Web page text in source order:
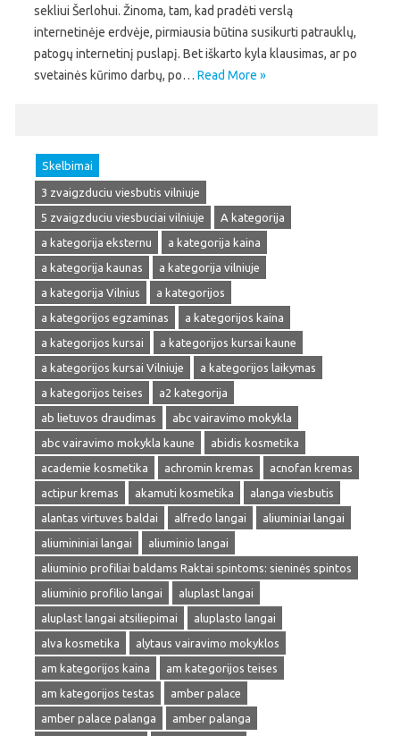
sekliui Šerlohui. Žinoma, tam, kad pradėti verslą
internetinėje erdvėje, pirmiausia būtina susikurti patrauklų,
patogų internetinį puslapį. Bet iškarto kyla klausimas, ar po
svetainės kūrimo darbų, po… Read More »
Skelbimai
3 zvaigzduciu viesbutis vilniuje
5 zvaigzduciu viesbuciai vilniuje
A kategorija
a kategorija eksternu
a kategorija kaina
a kategorija kaunas
a kategorija vilniuje
a kategorija Vilnius
a kategorijos
a kategorijos egzaminas
a kategorijos kaina
a kategorijos kursai
a kategorijos kursai kaune
a kategorijos kursai Vilniuje
a kategorijos laikymas
a kategorijos teises
a2 kategorija
ab lietuvos draudimas
abc vairavimo mokykla
abc vairavimo mokykla kaune
abidis kosmetika
academie kosmetika
achromin kremas
acnofan kremas
actipur kremas
akamuti kosmetika
alanga viesbutis
alantas virtuves baldai
alfredo langai
aliuminiai langai
aliumininiai langai
aliuminio langai
aliuminio profiliai baldams Raktai spintoms: sieninės spintos
aliuminio profilio langai
aluplast langai
aluplast langai atsiliepimai
aluplasto langai
alva kosmetika
alytaus vairavimo mokyklos
am kategorijos kaina
am kategorijos teises
am kategorijos testas
amber palace
amber palace palanga
amber palanga